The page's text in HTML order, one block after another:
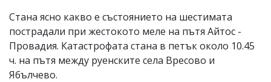
за
коментар,
моля
сигнализирайте
Стана ясно какво е състоянието на шестимата
пострадали при жестокото меле на пътя Айтос -
Провадия. Катастрофата стана в петък около 10.45
ч. на пътя между руенските села Вресово и
Ябълчево.